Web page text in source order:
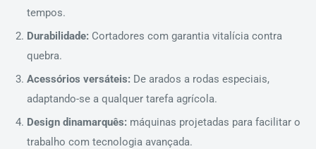
tempos.
Durabilidade: Cortadores com garantia vitalícia contra
quebra.
Acessórios versáteis: De arados a rodas especiais,
adaptando-se a qualquer tarefa agrícola.
Design dinamarquês: máquinas projetadas para facilitar o
trabalho com tecnologia avançada.